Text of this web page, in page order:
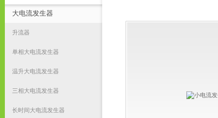
大电流发生器
升流器
单相大电流发生器
温升大电流发生器
三相大电流发生器
长时间大电流发生器